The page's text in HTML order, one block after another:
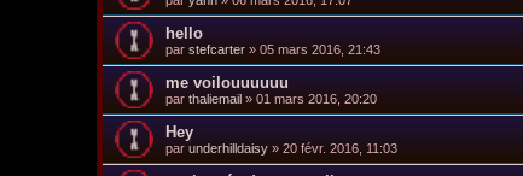
hello
par stefcarter » 05 mars 2016, 21:43
me voilouuuuuu
par thaliemail » 01 mars 2016, 20:20
Hey
par underhilldaisy » 20 févr. 2016, 11:03